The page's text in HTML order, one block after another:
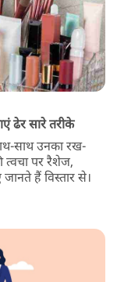
ढेर सारे तरीके
साथ उनका रख-
पर रैशेज,
हैं विस्तार से।